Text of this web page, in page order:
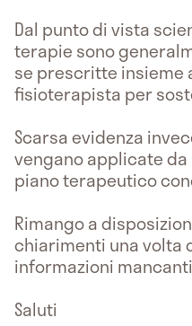
Dal punto di vista
terapie sono
se prescritte insieme
fisioterapista per
Scarsa evidenza
vengano applicate
piano terapeutico
Rimango a
chiarimenti una volta
informazioni
Saluti